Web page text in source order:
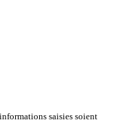
saisies soient